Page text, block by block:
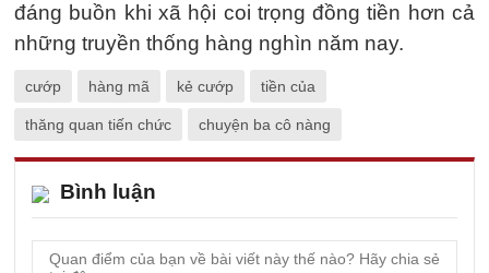
đáng buồn khi xã hội coi trọng đồng tiền hơn cả
những truyền thống hàng nghìn năm nay.
cướp hàng mã kẻ cướp tiền của
thăng quan tiến chức chuyện ba cô nàng
Bình luận